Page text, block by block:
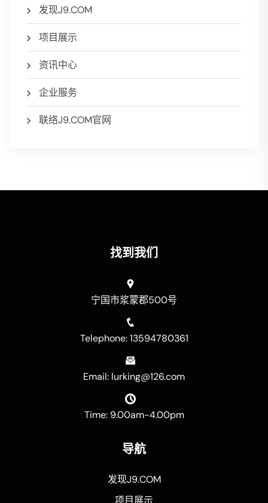
发现J9.COM
项目展示
资讯中心
企业服务
联络J9.COM官网
找到我们
宁国市浆蒙郡500号
Telephone: 13594780361
Email: lurking@126.com
Time: 9.00am-4.00pm
导航
发现J9.COM
项目展示